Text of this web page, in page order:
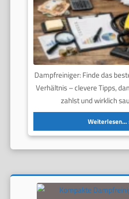
Dampfreiniger: Finde das
Verhältnis – clevere Tipps,
zahlst und wirklich
Weiterlesen…